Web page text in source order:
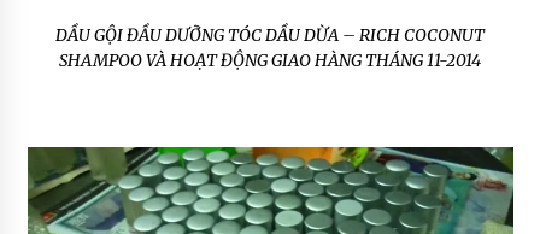
DẦU GỘI ĐẦU DƯỠNG TÓC DẦU DỪA – RICH COCONUT
SHAMPOO VÀ HOẠT ĐỘNG GIAO HÀNG THÁNG 11-2014